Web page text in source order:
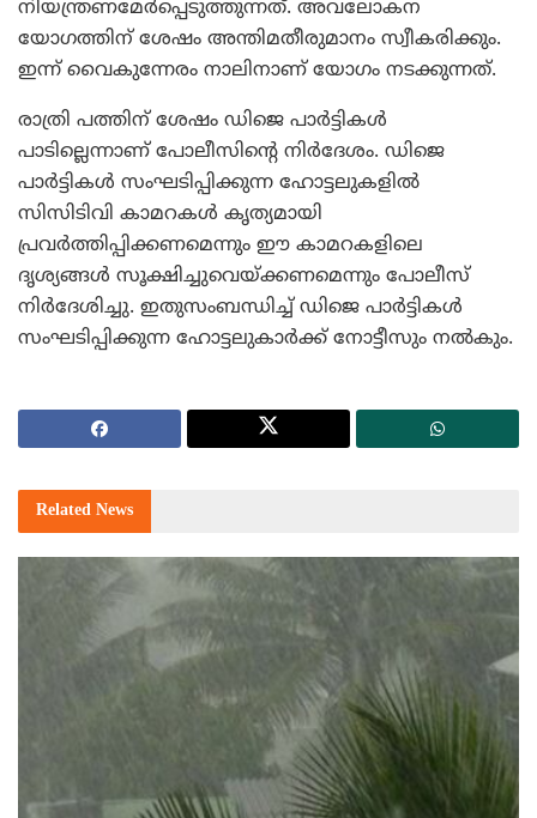
നിയന്ത്രണമേര്‍പ്പെടുത്തുന്നത്. അവലോകന
യോഗത്തിന് ശേഷം അന്തിമതീരുമാനം സ്വീകരിക്കും.
ഇന്ന് വൈകുന്നേരം നാലിനാണ് യോഗം നടക്കുന്നത്.
രാത്രി പത്തിന് ശേഷം ഡിജെ പാര്‍ട്ടികള്‍
പാടില്ലെന്നാണ് പോലീസിന്റെ നിര്‍ദേശം. ഡിജെ
പാര്‍ട്ടികള്‍ സംഘടിപ്പിക്കുന്ന ഹോട്ടലുകളില്‍
സിസിടിവി കാമറകള്‍ കൃത്യമായി
പ്രവര്‍ത്തിപ്പിക്കണമെന്നും ഈ കാമറകളിലെ
ദൃശ്യങ്ങള്‍ സൂക്ഷിച്ചുവെയ്ക്കണമെന്നും പോലീസ്
നിര്‍ദേശിച്ചു. ഇതുസംബന്ധിച്ച് ഡിജെ പാര്‍ട്ടികള്‍
സംഘടിപ്പിക്കുന്ന ഹോട്ടലുകാര്‍ക്ക് നോട്ടീസും നല്‍കും.
Related News